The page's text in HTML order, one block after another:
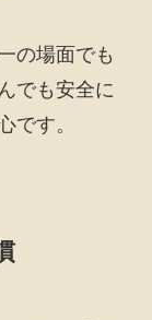
の場面でも
でも安全に
です。